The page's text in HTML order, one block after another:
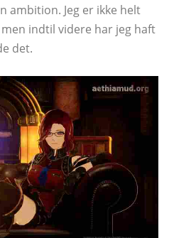
ambition. Jeg er ikke helt
indtil videre har jeg haft
det.